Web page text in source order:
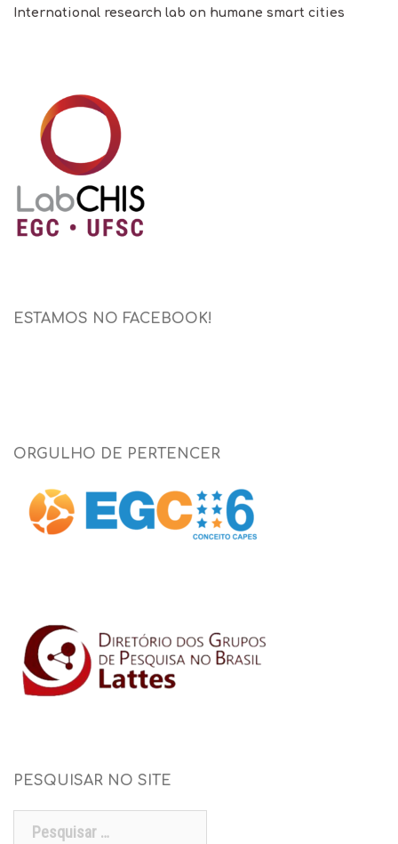
International research lab on humane smart cities
ESTAMOS NO FACEBOOK!
ORGULHO DE PERTENCER
PESQUISAR NO SITE
Pesquisar